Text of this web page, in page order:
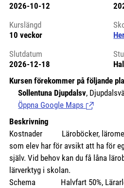
Kursstart 6176758
2026-10-12
Kurslängd
10 veckor
Slutdatum
2026-12-18
Kursen förekommer på följande
Sollentuna Djupdalsv,
Öppna Google Maps (Länk till
Beskrivning
Kostnader
Läroböcker,
som elev har för avsikt att ha för
själv. Vid behov kan du få låna
lärverktyg i skolan.
Schema Halvfart 50%,